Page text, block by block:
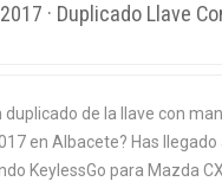
· Duplicado Llave
duplicado de la llave con
en Albacete? Has llegado
KeylessGo para Mazda